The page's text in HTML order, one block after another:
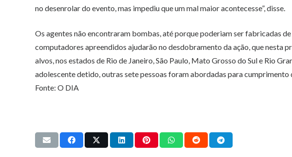
no desenrolar do evento, mas impediu que um mal maior acontecesse”, disse.
Os agentes não encontraram bombas, até porque poderiam ser fabricadas
computadores apreendidos ajudarão no desdobramento da ação, que nesta
alvos, nos estados de Rio de Janeiro, São Paulo, Mato Grosso do Sul e Rio
adolescente detido, outras sete pessoas foram abordadas para cumprimento
Fonte: O DIA